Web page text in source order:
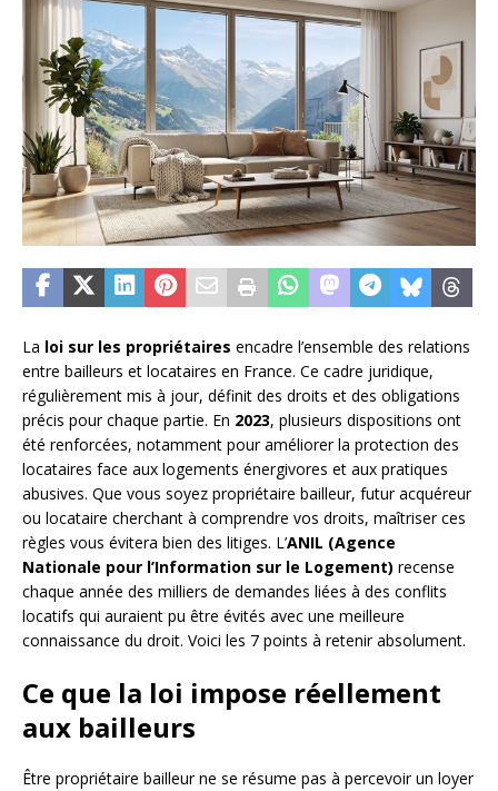
La loi sur les propriétaires encadre l’ensemble des relations
entre bailleurs et locataires en France. Ce cadre juridique,
régulièrement mis à jour, définit des droits et des obligations
précis pour chaque partie. En 2023, plusieurs dispositions ont
été renforcées, notamment pour améliorer la protection des
locataires face aux logements énergivores et aux pratiques
abusives. Que vous soyez propriétaire bailleur, futur acquéreur
ou locataire cherchant à comprendre vos droits, maîtriser ces
règles vous évitera bien des litiges. L’ANIL (Agence
Nationale pour l’Information sur le Logement) recense
chaque année des milliers de demandes liées à des conflits
locatifs qui auraient pu être évités avec une meilleure
connaissance du droit. Voici les 7 points à retenir absolument.
Ce que la loi impose réellement
aux bailleurs
Être propriétaire bailleur ne se résume pas à percevoir un loyer